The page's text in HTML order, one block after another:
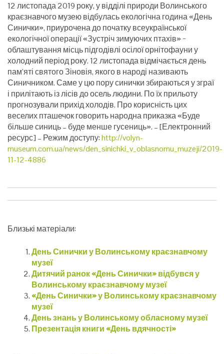
12 листопада 2019 року, у відділі природи Волинського
краєзнавчого музею відбулась екологічна година «День
Синички», приурочена до початку всеукраїнської
екологічної операції «Зустріч зимуючих птахів» −
облаштування місць підгодівлі осілої орнітофауни у
холодний період року. 12 листопада відмічається день
пам’яті святого Зіновія, якого в народі називають
Синичником. Саме у цю пору синички збираються у зграї
і прилітають із лісів до осель людини. По їх прильоту
прогнозували прихід холодів. Про корисність цих
веселих пташечок говорить народна приказка «Буде
більше синиць – буде менше гусениць». – [Електронний
ресурс] – Режим доступу:http://volyn-
museum.com.ua/news/den_sinichki_v_oblasnomu_muzeji/2019-
11-12-4886
Близькі матеріали:
День Синички у Волинському краєзнавчому
музеї
Дитячий ранок «День Синички» відбувся у
Волинському краєзнавчому музеї
«День Синички» у Волинському краєзнавчому
музеї
День знань у Волинському обласному музеї
Презентація книги «День вдячності»